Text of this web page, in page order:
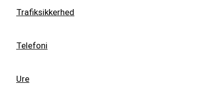
Trafiksikkerhed
Telefoni
Ure